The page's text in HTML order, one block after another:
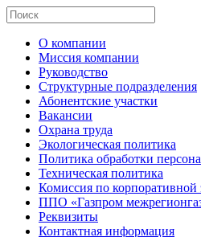
О компании
Миссия компании
Руководство
Структурные подразделения
Абонентские участки
Вакансии
Охрана труда
Экологическая политика
Политика обработки
Техническая политика
Комиссия по корпоративной
ППО «Газпром
Реквизиты
Контактная информация